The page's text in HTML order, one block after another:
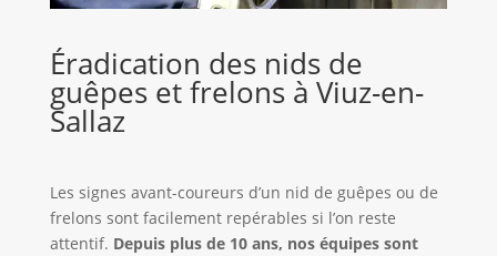
Éradication des nids de
guêpes et frelons à Viuz-en-
Sallaz
Les signes avant-coureurs d’un nid de guêpes ou de
frelons sont facilement repérables si l’on reste
attentif. Depuis plus de 10 ans, nos équipes sont